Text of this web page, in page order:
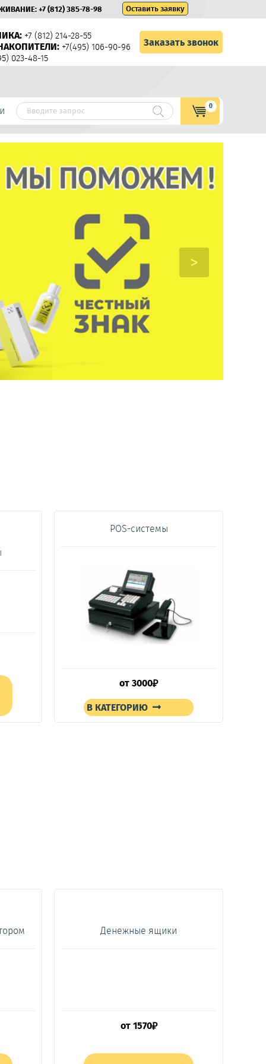
+7 (812) 385-78-98 Оставить заявку
+7 (812) 214-28-55
+7(495) 106-90-96
023-48-15
Заказать звонок
0
>
POS-системы
от 3000₽
В КАТЕГОРИЮ
Денежные ящики
от 1570₽